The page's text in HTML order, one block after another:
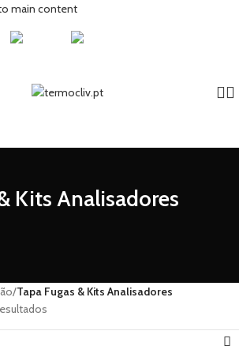
main content
Kits Analisadores
/Tapa Fugas & Kits Analisadores